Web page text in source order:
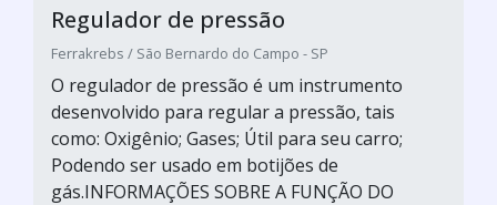
Regulador de pressão
Ferrakrebs / São Bernardo do Campo - SP
O regulador de pressão é um instrumento
desenvolvido para regular a pressão, tais
como: Oxigênio; Gases; Útil para seu carro;
Podendo ser usado em botijões de
gás.INFORMAÇÕES SOBRE A FUNÇÃO DO